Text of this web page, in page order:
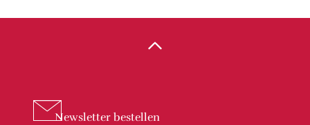
Newsletter bestellen